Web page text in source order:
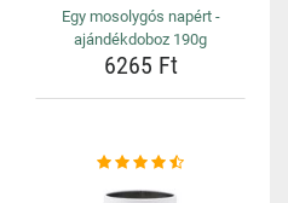
Egy mosolygós napért -
ajándékdoboz 190g
6265 Ft